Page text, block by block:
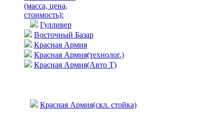
(масса, цена,
стоимость):
Гулливер
Восточный Базар
Красная Армия
Красная Армия(технолог.)
Красная Армия(Авто Т)
Красная Армия(скл. стойка)